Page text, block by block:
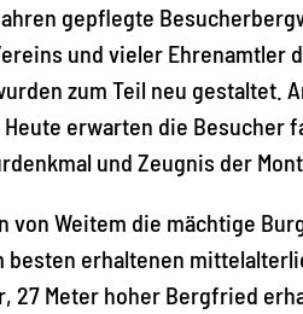
gepflegte
und vieler
zum Teil neu gestaltet.
erwarten die Besucher
und Zeugnis der
von Weitem die mächtige
besten erhaltenen
27 Meter hoher Bergfried